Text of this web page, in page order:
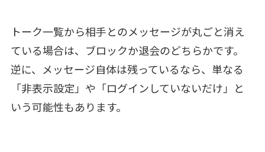
トーク一覧から相手とのメッセージが丸ごと消え
ている場合は、ブロックか退会のどちらかです。
逆に、メッセージ自体は残っているなら、単なる
「非表示設定」や「ログインしていないだけ」と
いう可能性もあります。